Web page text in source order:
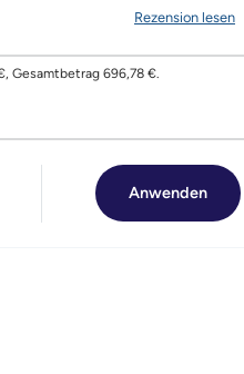
Rezension lesen
Gesamtbetrag 696,78 €.
Anwenden